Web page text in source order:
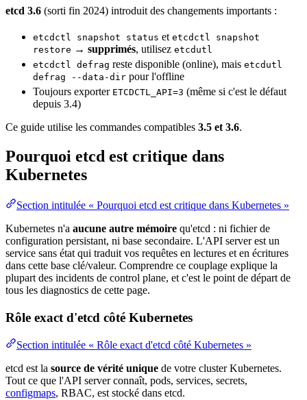
etcd 3.6 (sorti fin 2024) introduit des changements importants :
etcdctl snapshot status et etcdctl snapshot
restore → supprimés, utilisez etcdutl
etcdctl defrag reste disponible (online), mais etcdutl
defrag --data-dir pour l'offline
Toujours exporter ETCDCTL_API=3 (même si c'est le défaut
depuis 3.4)
Ce guide utilise les commandes compatibles 3.5 et 3.6.
Pourquoi etcd est critique dans
Kubernetes
Section intitulée « Pourquoi etcd est critique dans Kubernetes »
Kubernetes n'a aucune autre mémoire qu'etcd : ni fichier de
configuration persistant, ni base secondaire. L'API server est un
service sans état qui traduit vos requêtes en lectures et en écritures
dans cette base clé/valeur. Comprendre ce couplage explique la
plupart des incidents de control plane, et c'est le point de départ de
tous les diagnostics de cette page.
Rôle exact d'etcd côté Kubernetes
Section intitulée « Rôle exact d'etcd côté Kubernetes »
etcd est la source de vérité unique de votre cluster Kubernetes.
Tout ce que l'API server connaît, pods, services, secrets,
configmaps, RBAC, est stocké dans etcd.